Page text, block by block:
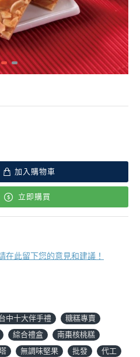
在此留下您的意見和建議！
加入購物車
立即購買
中十大伴手禮
糖糕專賣
綜合禮盒
南棗核桃糕
無調味堅果 批發
代工